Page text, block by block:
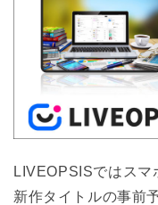
LIVEOPSISではスマ
新作タイトルの事前